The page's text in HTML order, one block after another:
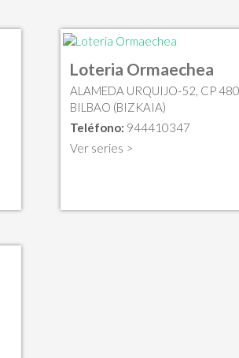
Loteria Ormaechea
ALAMEDA URQUIJO-52, CP
BILBAO (BIZKAIA)
Teléfono: 944410347
Ver series >